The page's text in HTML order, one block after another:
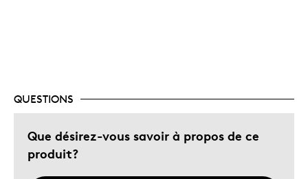
QUESTIONS
Que désirez-vous savoir à propos de ce
produit?